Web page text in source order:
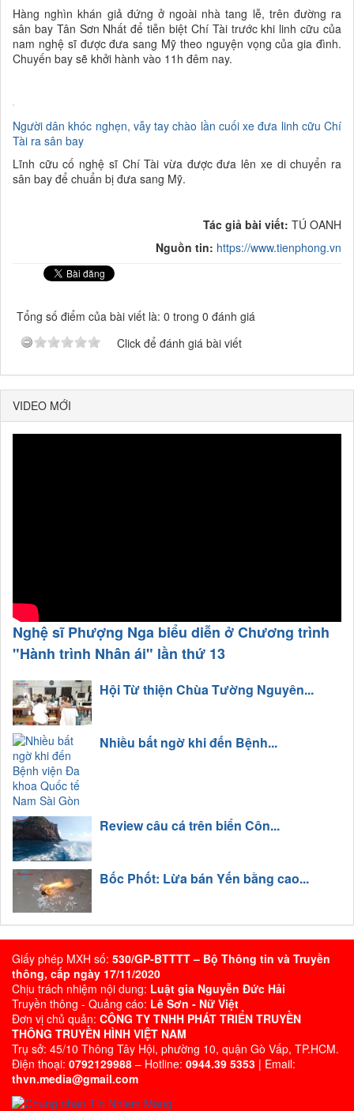
Hàng nghìn khán giả đứng ở ngoài nhà tang lễ, trên đường ra
sân bay Tân Sơn Nhất để tiễn biệt Chí Tài trước khi linh cữu của
nam nghệ sĩ được đưa sang Mỹ theo nguyện vọng của gia đình.
Chuyến bay sẽ khởi hành vào 11h đêm nay.
Người dân khóc nghẹn, vẫy tay chào lần cuối xe đưa linh cữu Chí
Tài ra sân bay
Lĩnh cữu cố nghệ sĩ Chí Tài vừa được đưa lên xe di chuyển ra
sân bay để chuẩn bị đưa sang Mỹ.
Tác giả bài viết: TÚ OANH
Nguồn tin: https://www.tienphong.vn
Tổng số điểm của bài viết là: 0 trong 0 đánh giá
Click để đánh giá bài viết
VIDEO MỚI
Nghệ sĩ Phượng Nga biểu diễn ở Chương trình
"Hành trình Nhân ái" lần thứ 13
Hội Từ thiện Chùa Tường Nguyên...
Nhiều bất ngờ khi đến Bệnh...
Review câu cá trên biển Côn...
Bốc Phốt: Lừa bán Yến bằng cao...
Giấy phép MXH số: 530/GP-BTTTT – Bộ Thông tin và Truyền
thông, cấp ngày 17/11/2020
Chịu trách nhiệm nội dung: Luật gia Nguyễn Đức Hải
Truyền thông - Quảng cáo: Lê Sơn - Nữ Việt
Đơn vị chủ quản: CÔNG TY TNHH PHÁT TRIỂN TRUYỀN
THÔNG TRUYỀN HÌNH VIỆT NAM
Trụ sở: 45/10 Thông Tây Hội, phường 10, quận Gò Vấp, TP.HCM.
Điện thoại: 0792129988 – Hotline: 0944.39 5353 | Email:
thvn.media@gmail.com